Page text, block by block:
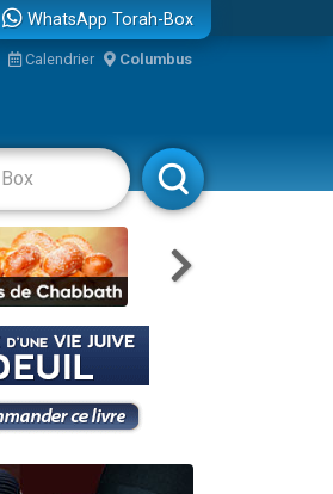
WhatsApp Torah-Box
Calendrier Columbus
Rabbanim